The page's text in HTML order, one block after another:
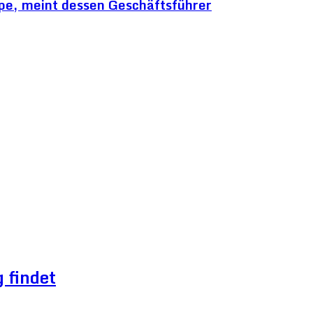
meint dessen Geschäftsführer
findet